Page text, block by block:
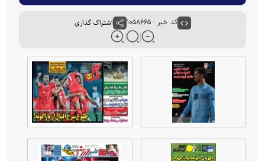
کد خبر : ۱۰۵۸۶۶۵ اشتراک گذاری